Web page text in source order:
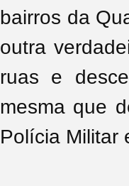
bairros da
outra
ruas e
mesma que
Polícia Militar